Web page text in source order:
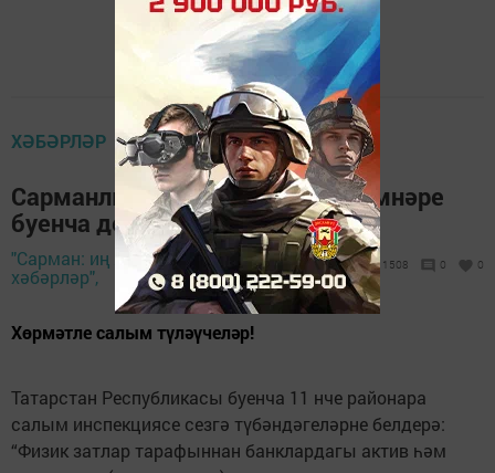
ХӘБӘРЛӘР
Сарманлылар чит илдәге кертемнәре
буенча декларация бирә алалар
"Сарман: иң яңа
хәбәрләр",
9 ноябрь 2018 -
15:31
1508 0 0
Хөрмәтле салым түләүчеләр!
Татарстан Республикасы буенча 11 нче районара
салым инспекциясе сезгә түбәндәгеләрне белдерә:
“Физик затлар тарафыннан банклардагы актив һәм